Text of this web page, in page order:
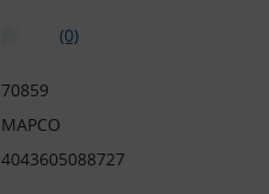
(0)
70859
MAPCO
4043605088727